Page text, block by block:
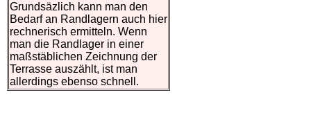
Grundsäzlich kann man den
Bedarf an Randlagern auch hier
rechnerisch ermitteln. Wenn
man die Randlager in einer
maßstäblichen Zeichnung der
Terrasse auszählt, ist man
allerdings ebenso schnell.